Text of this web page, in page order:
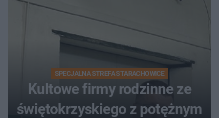
SPECJALNA STREFA STARACHOWICE
Kultowe firmy rodzinne ze
świętokrzyskiego z potężnym